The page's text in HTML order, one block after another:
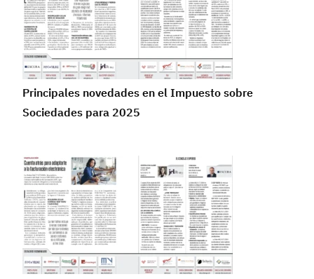
Principales novedades en el Impuesto sobre
Sociedades para 2025